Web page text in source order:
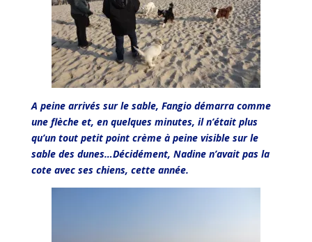
A peine arrivés sur le sable, Fangio démarra comme
une flèche et, en quelques minutes, il n’était plus
qu’un tout petit point crème à peine visible sur le
sable des dunes…Décidément, Nadine n’avait pas la
cote avec ses chiens, cette année.